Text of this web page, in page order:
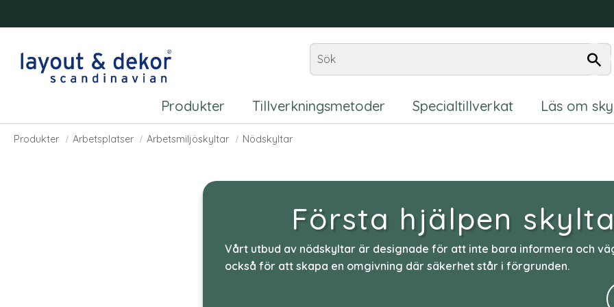
Produkter Tillverkningsmetoder Specialtillverkat Läs om
Nödskyltar
Produkter Arbetsplatser Arbetsmiljöskyltar Nödskyltar
Första hjälpen
Vårt utbud av nödskyltar är designade för att inte bara informera och
också för att skapa en omgivning där säkerhet står i förgrunden.